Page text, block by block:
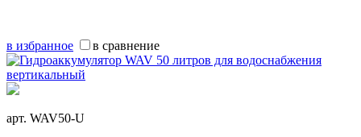
в избранное в сравнение
арт. WAV50-U